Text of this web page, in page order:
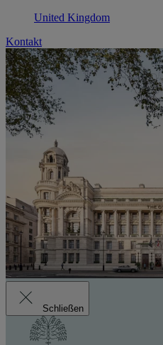
United Kingdom
Kontakt
Schließen